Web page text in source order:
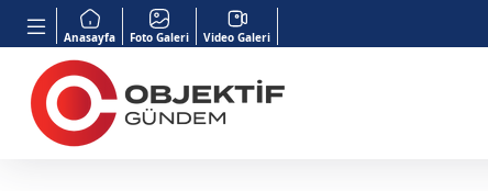
Anasayfa Foto Galeri Video Galeri